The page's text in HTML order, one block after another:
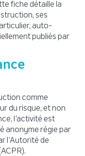
fiche détaille la
ses
auto-
publiés par
comme
du risque, et non
l’activité est
anonyme régie par
l’Autorité de